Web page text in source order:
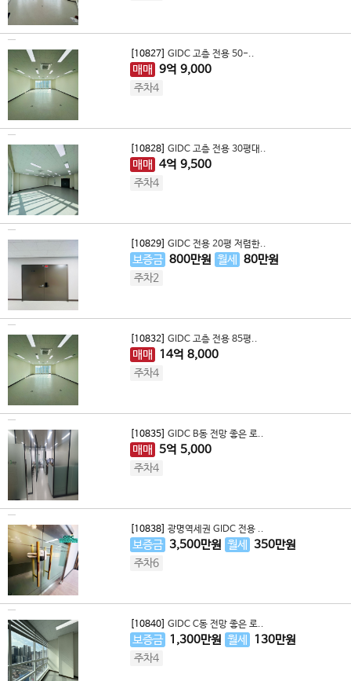
[10827] GIDC 고층 전용 50-..
매매 9억 9,000
주차4
[10828] GIDC 고층 전용 30평대..
매매 4억 9,500
주차4
[10829] GIDC 전용 20평 저렴한..
보증금 800만원 월세 80만원
주차2
[10832] GIDC 고층 전용 85평..
매매 14억 8,000
주차4
[10835] GIDC B동 전망 좋은 로..
매매 5억 5,000
주차4
[10838] 광명역세권 GIDC 전용 ..
보증금 3,500만원 월세 350만원
주차6
[10840] GIDC C동 전망 좋은 로..
보증금 1,300만원 월세 130만원
주차4